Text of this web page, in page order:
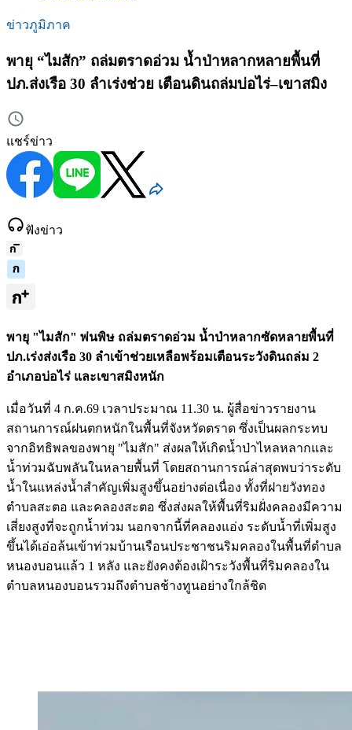
ข่าวภูมิภาค
พายุ “ไมสัก” ถล่มตราดอ่วม น้ำป่าหลากหลายพื้นที่
ปภ.ส่งเรือ 30 ลำเร่งช่วย เตือนดินถล่มบ่อไร่–เขาสมิง
แชร์ข่าว
ฟังข่าว
พายุ "ไมสัก" พ่นพิษ ถล่มตราดอ่วม น้ำป่าหลากซัดหลายพื้นที่
ปภ.เร่งส่งเรือ 30 ลำเข้าช่วยเหลือพร้อมเตือนระวังดินถล่ม 2
อำเภอบ่อไร่ และเขาสมิงหนัก
เมื่อวันที่ 4 ก.ค.69 เวลาประมาณ 11.30 น. ผู้สื่อข่าวรายงาน
สถานการณ์ฝนตกหนักในพื้นที่จังหวัดตราด ซึ่งเป็นผลกระทบ
จากอิทธิพลของพายุ "ไมสัก" ส่งผลให้เกิดน้ำป่าไหลหลากและ
น้ำท่วมฉับพลันในหลายพื้นที่ โดยสถานการณ์ล่าสุดพบว่าระดับ
น้ำในแหล่งน้ำสำคัญเพิ่มสูงขึ้นอย่างต่อเนื่อง ทั้งที่ฝายวังทอง
ตำบลสะตอ และคลองสะตอ ซึ่งส่งผลให้พื้นที่ริมฝั่งคลองมีความ
เสี่ยงสูงที่จะถูกน้ำท่วม นอกจากนี้ที่คลองแอ่ง ระดับน้ำที่เพิ่มสูง
ขึ้นได้เอ่อล้นเข้าท่วมบ้านเรือนประชาชนริมคลองในพื้นที่ตำบล
หนองบอนแล้ว 1 หลัง และยังคงต้องเฝ้าระวังพื้นที่ริมคลองใน
ตำบลหนองบอนรวมถึงตำบลช้างทูนอย่างใกล้ชิด